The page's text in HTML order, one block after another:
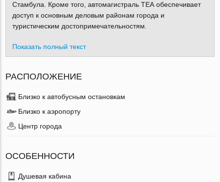
Стамбула. Кроме того, автомагистраль ТЕА обеспечивает
доступ к основным деловым районам города и
туристическим достопримечательностям.
Показать полный текст
РАСПОЛОЖЕНИЕ
Близко к автобусным остановкам
Близко к аэропорту
Центр города
ОСОБЕННОСТИ
Душевая кабина